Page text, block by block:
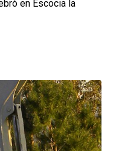
en Escocia la